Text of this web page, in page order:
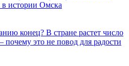
истории Омска
конец? В стране растет число
это не повод для радости